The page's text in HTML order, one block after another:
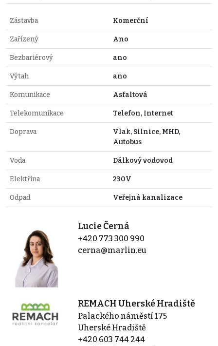
Zástavba Komerční
Zařízený Ano
Bezbariérový ano
Výtah ano
Komunikace Asfaltová
Telekomunikace Telefon, Internet
Doprava
Vlak, Silnice, MHD,
Autobus
Voda Dálkový vodovod
Elektřina 230V
Odpad Veřejná kanalizace
Lucie Černá
+420 773 300 990
cerna@marlin.eu
REMACH Uherské Hradiště
Palackého náměstí 175
Uherské Hradiště
+420 603 744 244